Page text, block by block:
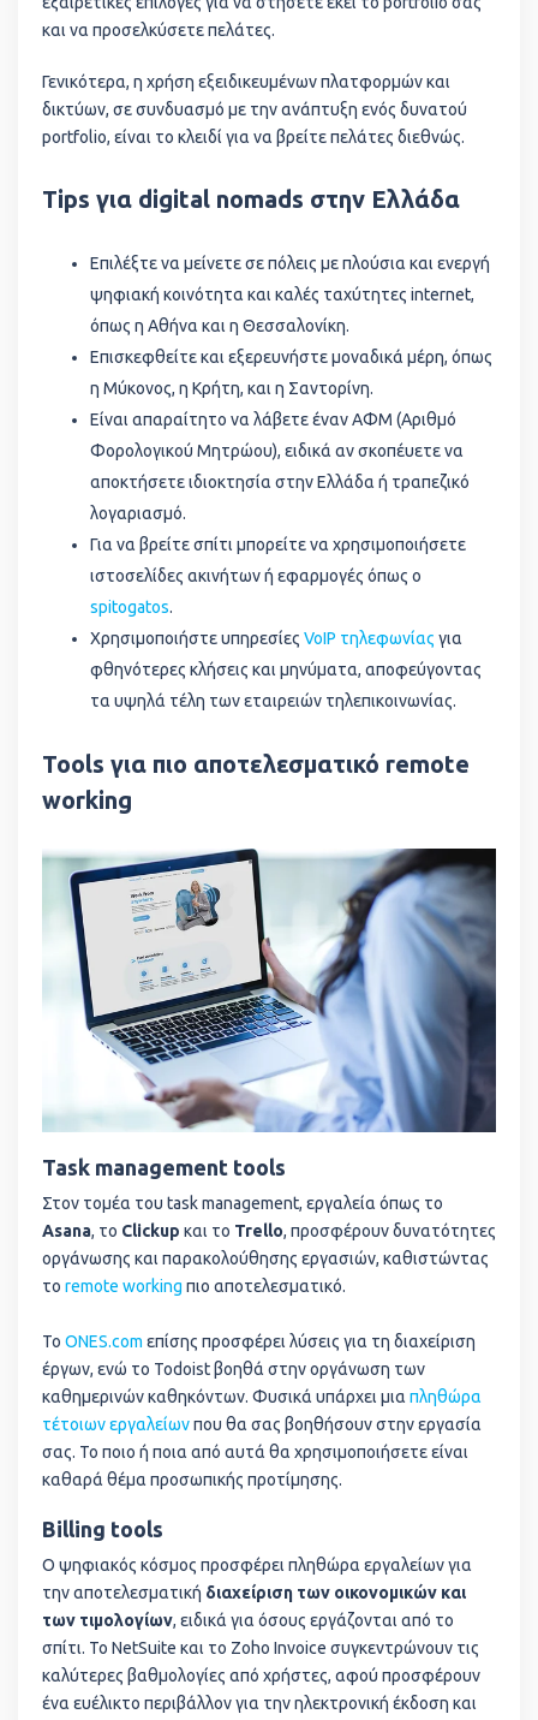
και να προσελκύσετε πελάτες.
Γενικότερα, η χρήση εξειδικευμένων πλατφορμών και
δικτύων, σε συνδυασμό με την ανάπτυξη ενός δυνατού
portfolio, είναι το κλειδί για να βρείτε πελάτες διεθνώς.
Tips για digital nomads στην Ελλάδα
Επιλέξτε να μείνετε σε πόλεις με πλούσια και ενεργή
ψηφιακή κοινότητα και καλές ταχύτητες internet,
όπως η Αθήνα και η Θεσσαλονίκη.
Επισκεφθείτε και εξερευνήστε μοναδικά μέρη, όπως
η Μύκονος, η Κρήτη, και η Σαντορίνη.
Είναι απαραίτητο να λάβετε έναν ΑΦΜ (Αριθμό
Φορολογικού Μητρώου), ειδικά αν σκοπέυετε να
αποκτήσετε ιδιοκτησία στην Ελλάδα ή τραπεζικό
λογαριασμό.
Για να βρείτε σπίτι μπορείτε να χρησιμοποιήσετε
ιστοσελίδες ακινήτων ή εφαρμογές όπως ο
spitogatos.
Χρησιμοποιήστε υπηρεσίες VoIP τηλεφωνίας για
φθηνότερες κλήσεις και μηνύματα, αποφεύγοντας
τα υψηλά τέλη των εταιρειών τηλεπικοινωνίας.
Tools για πιο αποτελεσματικό remote
working
Task management tools
Στον τομέα του task management, εργαλεία όπως το
Asana, το Clickup και το Trello, προσφέρουν δυνατότητες
οργάνωσης και παρακολούθησης εργασιών, καθιστώντας
το remote working πιο αποτελεσματικό.
Το ONES.com επίσης προσφέρει λύσεις για τη διαχείριση
έργων, ενώ το Todoist βοηθά στην οργάνωση των
καθημερινών καθηκόντων. Φυσικά υπάρχει μια πληθώρα
τέτοιων εργαλείωνπου θα σας βοηθήσουν στην εργασία
σας. Το ποιο ή ποια από αυτά θα χρησιμοποιήσετε είναι
καθαρά θέμα προσωπικής προτίμησης.
Billing tools
Ο ψηφιακός κόσμος προσφέρει πληθώρα εργαλείων για
την αποτελεσματική διαχείριση των οικονομικών και
των τιμολογίων, ειδικά για όσους εργάζονται από το
σπίτι. To NetSuite και το Zoho Invoice συγκεντρώνουν τις
καλύτερες βαθμολογίες από χρήστες, αφού προσφέρουν
ένα ευέλικτο περιβάλλον για την ηλεκτρονική έκδοση και